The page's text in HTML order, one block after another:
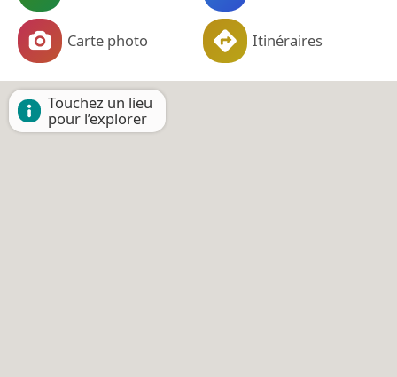
Carte photo Itinéraires
Touchez un lieu
pour l’explorer